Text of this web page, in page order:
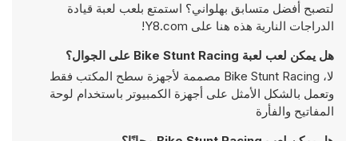
لتصبح أفضل متسابق بهلواني؟ استمتع بلعب لعبة قيادة
الدراجات النارية هذه هنا على Y8.com!
هل يمكن لعب لعبة Bike Stunt Racing على الجوال؟
لا، Bike Stunt Racing مصممة لأجهزة سطح المكتب فقط
وتعمل بالشكل الأمثل على أجهزة الكمبيوتر باستخدام لوحة
المفاتيح والفأرة